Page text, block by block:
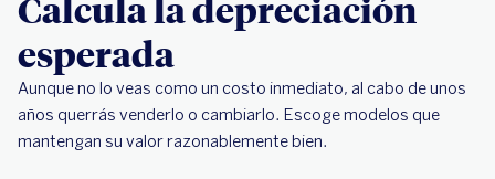
esperada
Aunque no lo veas como un costo inmediato, al cabo de unos
años querrás venderlo o cambiarlo. Escoge modelos que
mantengan su valor razonablemente bien.